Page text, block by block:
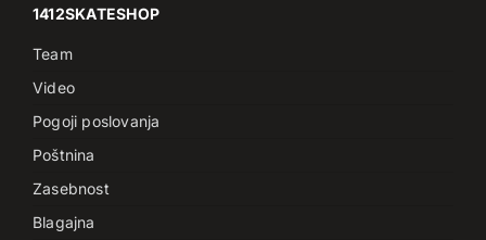
1412SKATESHOP
Team
Video
Pogoji poslovanja
Poštnina
Zasebnost
Blagajna